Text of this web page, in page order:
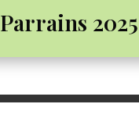
Parrains 2025